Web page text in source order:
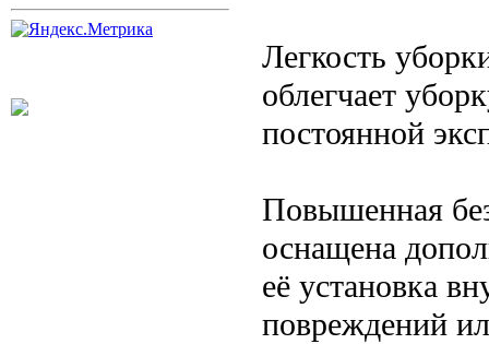
Легкость
облегчает
постоянной
Повышенная
оснащена
её установка
повреждений